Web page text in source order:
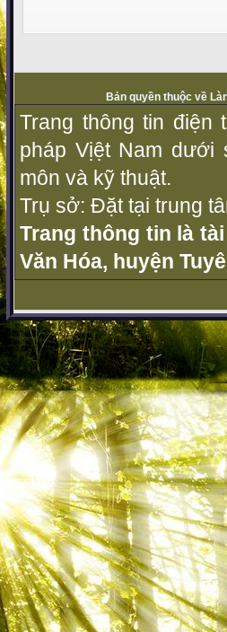
Bản quyền thuộc về
Trang thông tin điện
pháp Vịệt Nam dưới
môn và kỹ thuật.
Trụ sở: Đặt tại trung
Trang thông tin là
Văn Hóa, huyện